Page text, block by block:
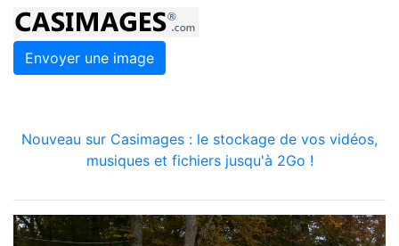
Envoyer une image
Nouveau sur Casimages : le stockage de vos vidéos,
musiques et fichiers jusqu'à 2Go !